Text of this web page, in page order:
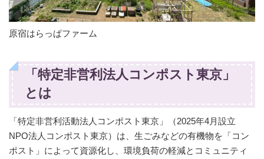
原宿はらっぱファーム
「特定非営利法人コンポスト東京」
とは
「特定非営利活動法人コンポスト東京」（2025年4月設立
NPO法人コンポスト東京）は、生ごみなどの有機物を「コン
ポスト」によって資源化し、環境負荷の軽減とコミュニティ